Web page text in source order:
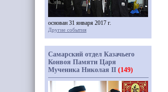
основан 31 января 2017 г.
Другие события
Самарский отдел Казачьего
Конвоя Памяти Царя
Мученика Николая II (149)